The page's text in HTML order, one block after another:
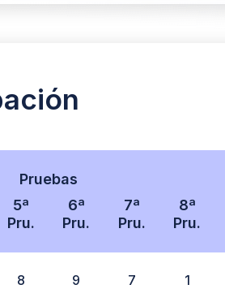
Pruebas
5ª
Pru.
6ª
Pru.
7ª
Pru.
8ª
Pru.
8 9 7 1